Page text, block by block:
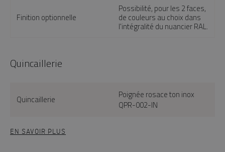
Finition optionnelle
Possibilité, pour les 2 faces,
de couleurs au choix dans
l'intégralité du nuancier RAL.
Quincaillerie
Quincaillerie Poignée rosace ton inox
QPR-002-IN
EN SAVOIR PLUS